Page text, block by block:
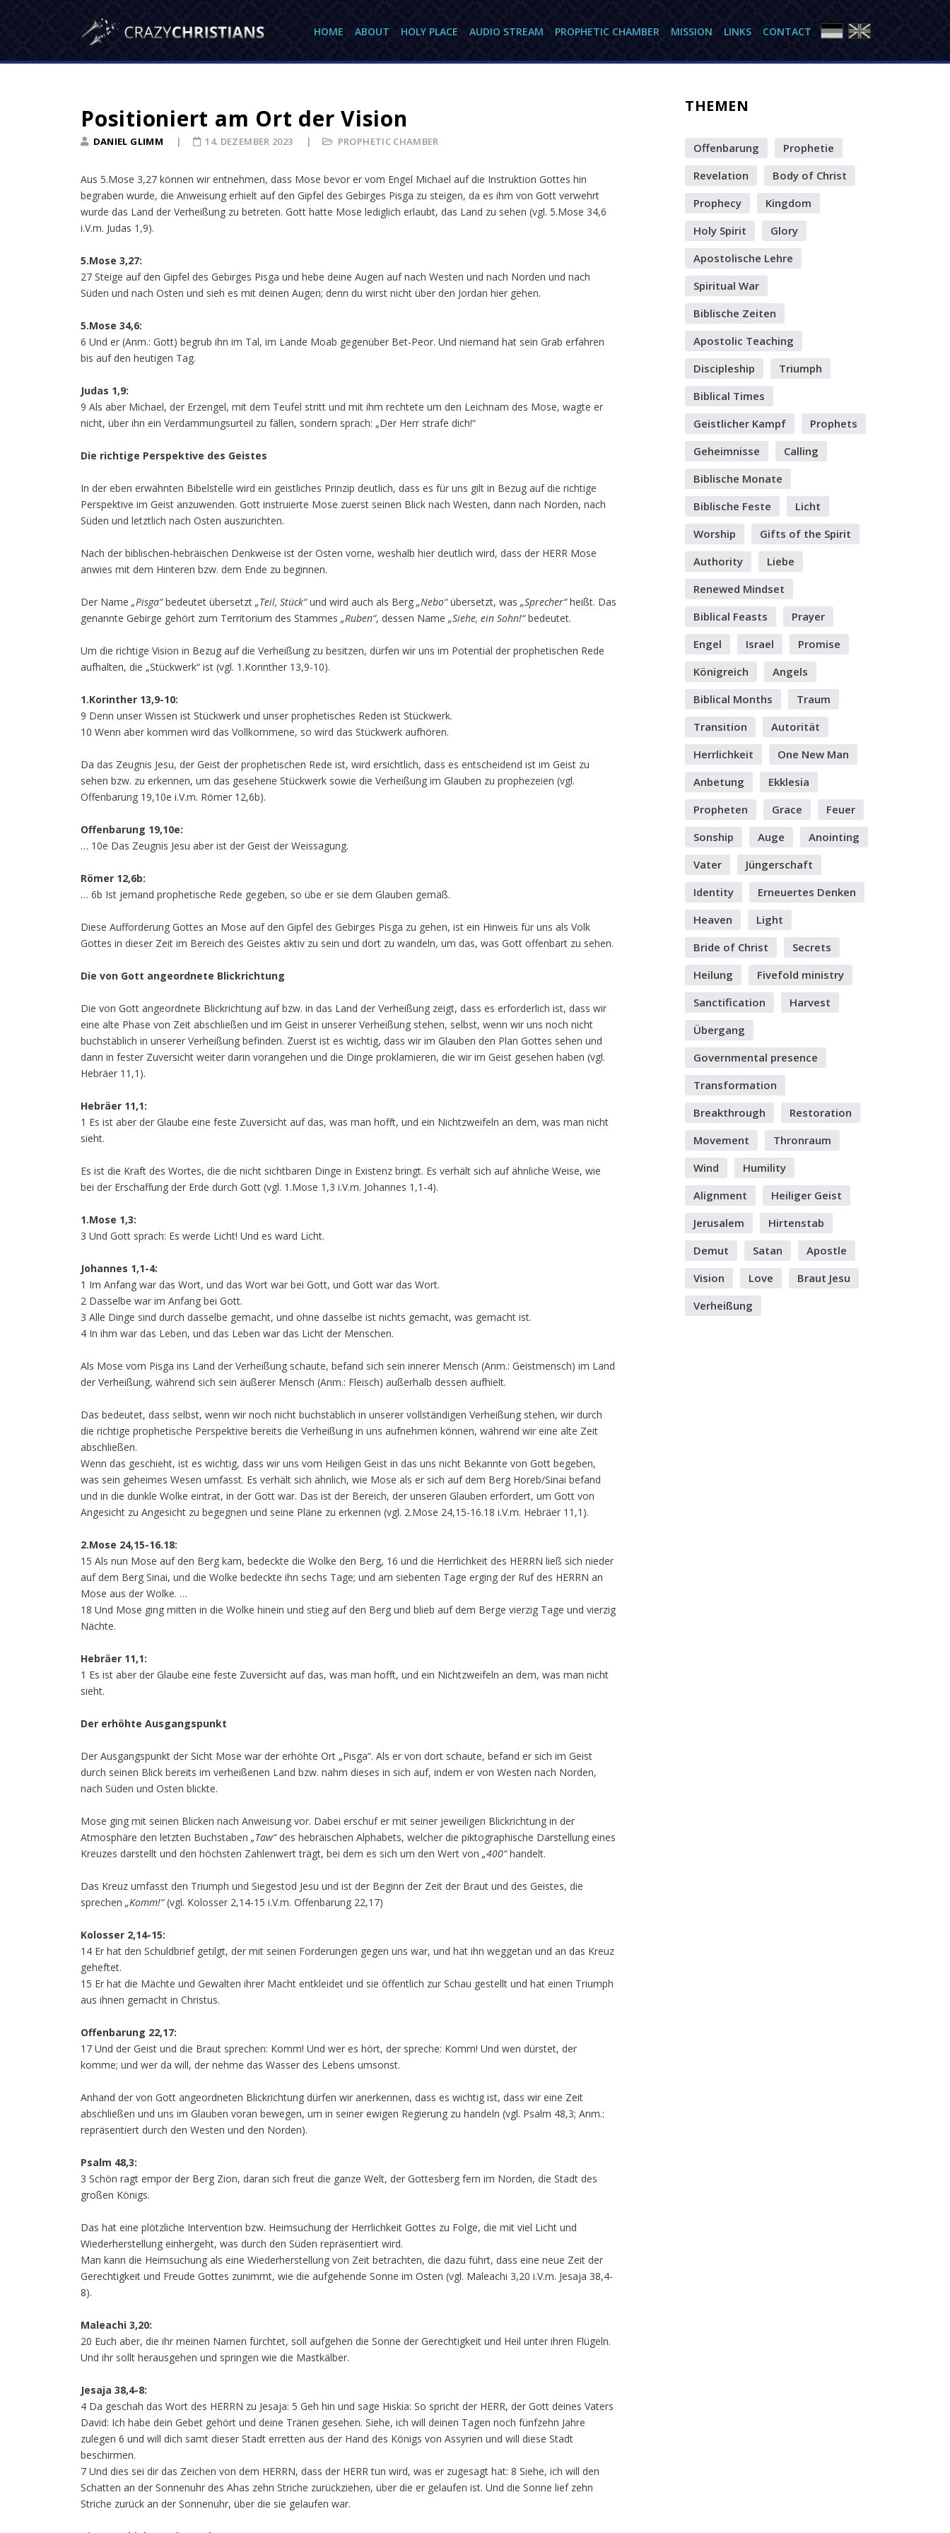
HOME ABOUT HOLY PLACE AUDIO STREAM PROPHETIC CHAMBER MISSION LINKS CONTACT
Positioniert am Ort der Vision
DANIEL GLIMM PROPHETIC CHAMBER
14. DEZEMBER 2023
Aus 5.Mose 3,27 können wir entnehmen, dass Mose bevor er vom Engel Michael auf die Instruktion Gottes hin
begraben wurde, die Anweisung erhielt auf den Gipfel des Gebirges Pisga zu steigen, da es ihm von Gott verwehrt
wurde das Land der Verheißung zu betreten. Gott hatte Mose lediglich erlaubt, das Land zu sehen (vgl. 5.Mose 34,6
i.V.m. Judas 1,9).
5.Mose 3,27:
27 Steige auf den Gipfel des Gebirges Pisga und hebe deine Augen auf nach Westen und nach Norden und nach
Süden und nach Osten und sieh es mit deinen Augen; denn du wirst nicht über den Jordan hier gehen.
5.Mose 34,6:
6 Und er (Anm.: Gott) begrub ihn im Tal, im Lande Moab gegenüber Bet-Peor. Und niemand hat sein Grab erfahren
bis auf den heutigen Tag.
Judas 1,9:
9 Als aber Michael, der Erzengel, mit dem Teufel stritt und mit ihm rechtete um den Leichnam des Mose, wagte er
nicht, über ihn ein Verdammungsurteil zu fällen, sondern sprach: „Der Herr strafe dich!“
Die richtige Perspektive des Geistes
In der eben erwähnten Bibelstelle wird ein geistliches Prinzip deutlich, dass es für uns gilt in Bezug auf die richtige
Perspektive im Geist anzuwenden. Gott instruierte Mose zuerst seinen Blick nach Westen, dann nach Norden, nach
Süden und letztlich nach Osten auszurichten.
Nach der biblischen-hebräischen Denkweise ist der Osten vorne, weshalb hier deutlich wird, dass der HERR Mose
anwies mit dem Hinteren bzw. dem Ende zu beginnen.
Der Name „Pisga“bedeutet übersetzt „Teil, Stück“und wird auch als Berg „Nebo“übersetzt, was „Sprecher“heißt. Das
genannte Gebirge gehört zum Territorium des Stammes „Ruben“, dessen Name „Siehe, ein Sohn!“bedeutet.
Um die richtige Vision in Bezug auf die Verheißung zu besitzen, dürfen wir uns im Potential der prophetischen Rede
aufhalten, die „Stückwerk“ ist (vgl. 1.Korinther 13,9-10).
1.Korinther 13,9-10:
9 Denn unser Wissen ist Stückwerk und unser prophetisches Reden ist Stückwerk.
10 Wenn aber kommen wird das Vollkommene, so wird das Stückwerk aufhören.
Da das Zeugnis Jesu, der Geist der prophetischen Rede ist, wird ersichtlich, dass es entscheidend ist im Geist zu
sehen bzw. zu erkennen, um das gesehene Stückwerk sowie die Verheißung im Glauben zu prophezeien (vgl.
Offenbarung 19,10e i.V.m. Römer 12,6b).
Offenbarung 19,10e:
… 10e Das Zeugnis Jesu aber ist der Geist der Weissagung.
Römer 12,6b:
… 6b Ist jemand prophetische Rede gegeben, so übe er sie dem Glauben gemäß.
Diese Aufforderung Gottes an Mose auf den Gipfel des Gebirges Pisga zu gehen, ist ein Hinweis für uns als Volk
Gottes in dieser Zeit im Bereich des Geistes aktiv zu sein und dort zu wandeln, um das, was Gott offenbart zu sehen.
Die von Gott angeordnete Blickrichtung
Die von Gott angeordnete Blickrichtung auf bzw. in das Land der Verheißung zeigt, dass es erforderlich ist, dass wir
eine alte Phase von Zeit abschließen und im Geist in unserer Verheißung stehen, selbst, wenn wir uns noch nicht
buchstäblich in unserer Verheißung befinden. Zuerst ist es wichtig, dass wir im Glauben den Plan Gottes sehen und
dann in fester Zuversicht weiter darin vorangehen und die Dinge proklamieren, die wir im Geist gesehen haben (vgl.
Hebräer 11,1).
Hebräer 11,1:
1 Es ist aber der Glaube eine feste Zuversicht auf das, was man hofft, und ein Nichtzweifeln an dem, was man nicht
sieht.
Es ist die Kraft des Wortes, die die nicht sichtbaren Dinge in Existenz bringt. Es verhält sich auf ähnliche Weise, wie
bei der Erschaffung der Erde durch Gott (vgl. 1.Mose 1,3 i.V.m. Johannes 1,1-4).
1.Mose 1,3:
3 Und Gott sprach: Es werde Licht! Und es ward Licht.
Johannes 1,1-4:
1 Im Anfang war das Wort, und das Wort war bei Gott, und Gott war das Wort.
2 Dasselbe war im Anfang bei Gott.
3 Alle Dinge sind durch dasselbe gemacht, und ohne dasselbe ist nichts gemacht, was gemacht ist.
4 In ihm war das Leben, und das Leben war das Licht der Menschen.
Als Mose vom Pisga ins Land der Verheißung schaute, befand sich sein innerer Mensch (Anm.: Geistmensch) im Land
der Verheißung, während sich sein äußerer Mensch (Anm.: Fleisch) außerhalb dessen aufhielt.
Das bedeutet, dass selbst, wenn wir noch nicht buchstäblich in unserer vollständigen Verheißung stehen, wir durch
die richtige prophetische Perspektive bereits die Verheißung in uns aufnehmen können, während wir eine alte Zeit
abschließen.
Wenn das geschieht, ist es wichtig, dass wir uns vom Heiligen Geist in das uns nicht Bekannte von Gott begeben,
was sein geheimes Wesen umfasst. Es verhält sich ähnlich, wie Mose als er sich auf dem Berg Horeb/Sinai befand
und in die dunkle Wolke eintrat, in der Gott war. Das ist der Bereich, der unseren Glauben erfordert, um Gott von
Angesicht zu Angesicht zu begegnen und seine Pläne zu erkennen (vgl. 2.Mose 24,15-16.18 i.V.m. Hebräer 11,1).
2.Mose 24,15-16.18:
15 Als nun Mose auf den Berg kam, bedeckte die Wolke den Berg, 16 und die Herrlichkeit des HERRN ließ sich nieder
auf dem Berg Sinai, und die Wolke bedeckte ihn sechs Tage; und am siebenten Tage erging der Ruf des HERRN an
Mose aus der Wolke. …
18 Und Mose ging mitten in die Wolke hinein und stieg auf den Berg und blieb auf dem Berge vierzig Tage und vierzig
Nächte.
Hebräer 11,1:
1 Es ist aber der Glaube eine feste Zuversicht auf das, was man hofft, und ein Nichtzweifeln an dem, was man nicht
sieht.
Der erhöhte Ausgangspunkt
Der Ausgangspunkt der Sicht Mose war der erhöhte Ort „Pisga“. Als er von dort schaute, befand er sich im Geist
durch seinen Blick bereits im verheißenen Land bzw. nahm dieses in sich auf, indem er von Westen nach Norden,
nach Süden und Osten blickte.
Mose ging mit seinen Blicken nach Anweisung vor. Dabei erschuf er mit seiner jeweiligen Blickrichtung in der
Atmosphäre den letzten Buchstaben „Taw“des hebräischen Alphabets, welcher die piktographische Darstellung eines
Kreuzes darstellt und den höchsten Zahlenwert trägt, bei dem es sich um den Wert von „400“handelt.
Das Kreuz umfasst den Triumph und Siegestod Jesu und ist der Beginn der Zeit der Braut und des Geistes, die
sprechen „Komm!“(vgl. Kolosser 2,14-15 i.V.m. Offenbarung 22,17)
Kolosser 2,14-15:
14 Er hat den Schuldbrief getilgt, der mit seinen Forderungen gegen uns war, und hat ihn weggetan und an das Kreuz
geheftet.
15 Er hat die Mächte und Gewalten ihrer Macht entkleidet und sie öffentlich zur Schau gestellt und hat einen Triumph
aus ihnen gemacht in Christus.
Offenbarung 22,17:
17 Und der Geist und die Braut sprechen: Komm! Und wer es hört, der spreche: Komm! Und wen dürstet, der
komme; und wer da will, der nehme das Wasser des Lebens umsonst.
Anhand der von Gott angeordneten Blickrichtung dürfen wir anerkennen, dass es wichtig ist, dass wir eine Zeit
abschließen und uns im Glauben voran bewegen, um in seiner ewigen Regierung zu handeln (vgl. Psalm 48,3; Anm.:
repräsentiert durch den Westen und den Norden).
Psalm 48,3:
3 Schön ragt empor der Berg Zion, daran sich freut die ganze Welt, der Gottesberg fern im Norden, die Stadt des
großen Königs.
Das hat eine plötzliche Intervention bzw. Heimsuchung der Herrlichkeit Gottes zu Folge, die mit viel Licht und
Wiederherstellung einhergeht, was durch den Süden repräsentiert wird.
Man kann die Heimsuchung als eine Wiederherstellung von Zeit betrachten, die dazu führt, dass eine neue Zeit der
Gerechtigkeit und Freude Gottes zunimmt, wie die aufgehende Sonne im Osten (vgl. Maleachi 3,20 i.V.m. Jesaja 38,4-
8).
Maleachi 3,20:
20 Euch aber, die ihr meinen Namen fürchtet, soll aufgehen die Sonne der Gerechtigkeit und Heil unter ihren Flügeln.
Und ihr sollt herausgehen und springen wie die Mastkälber.
Jesaja 38,4-8:
4 Da geschah das Wort des HERRN zu Jesaja: 5 Geh hin und sage Hiskia: So spricht der HERR, der Gott deines Vaters
David: Ich habe dein Gebet gehört und deine Tränen gesehen. Siehe, ich will deinen Tagen noch fünfzehn Jahre
zulegen 6 und will dich samt dieser Stadt erretten aus der Hand des Königs von Assyrien und will diese Stadt
beschirmen.
7 Und dies sei dir das Zeichen von dem HERRN, dass der HERR tun wird, was er zugesagt hat: 8 Siehe, ich will den
Schatten an der Sonnenuhr des Ahas zehn Striche zurückziehen, über die er gelaufen ist. Und die Sonne lief zehn
Striche zurück an der Sonnenuhr, über die sie gelaufen war.
THEMEN
Offenbarung
Prophetie
Revelation
Body of Christ
Prophecy
Kingdom
Holy Spirit
Glory
Apostolische Lehre
Spiritual War
Biblische Zeiten
Apostolic Teaching
Discipleship
Triumph
Biblical Times
Geistlicher Kampf
Prophets
Geheimnisse
Calling
Biblische Monate
Biblische Feste
Licht
Worship
Gifts of the Spirit
Authority
Liebe
Renewed Mindset
Biblical Feasts
Prayer
Engel
Israel
Promise
Königreich
Angels
Biblical Months
Traum
Transition
Autorität
Herrlichkeit
One New Man
Anbetung
Ekklesia
Propheten
Grace
Feuer
Sonship
Auge
Anointing
Vater
Jüngerschaft
Identity
Erneuertes Denken
Heaven
Light
Bride of Christ
Secrets
Heilung
Fivefold ministry
Sanctification
Harvest
Übergang
Governmental presence
Transformation
Breakthrough
Restoration
Movement
Thronraum
Wind
Humility
Alignment
Heiliger Geist
Jerusalem
Hirtenstab
Demut
Satan
Apostle
Vision
Love
Braut Jesu
Verheißung